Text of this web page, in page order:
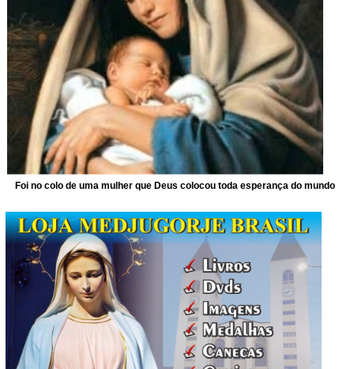
Foi no colo de uma mulher que Deus colocou toda esperança do mundo